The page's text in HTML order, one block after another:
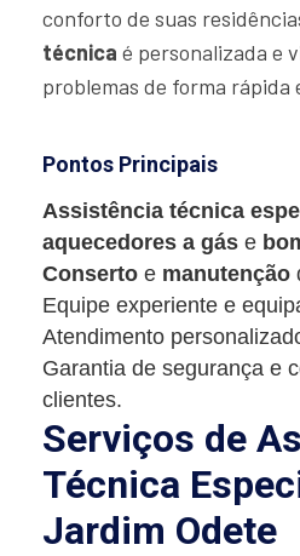
conforto de suas
técnica é personalizada e
problemas de forma rápida
Pontos Principais
Assistência técnica
aquecedores a gás e
Conserto e manutenção
Equipe experiente e
Atendimento
Garantia de segurança e
clientes.
Serviços de
Técnica
Jardim Odete